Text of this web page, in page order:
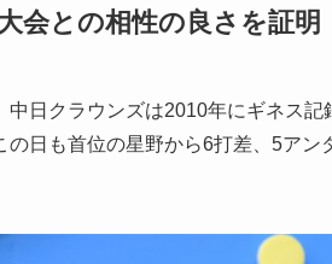
会との相性の良さを証明
日クラウンズは2010年にギネス
の日も首位の星野から6打差、5ア